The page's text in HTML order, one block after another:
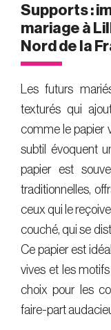
Supports :
mariage à
Nord de la
Les futurs
texturés qui
comme le papier
subtil évoquent
papier est
traditionnelles,
ceux qui le
couché, qui se
Ce papier est
vives et les
choix pour les
faire-part